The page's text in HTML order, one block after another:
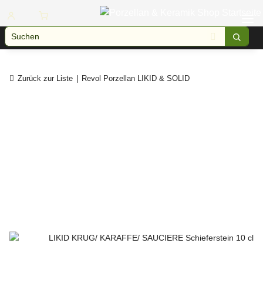
Zurück zur Liste Revol Porzellan LIKID & SOLID